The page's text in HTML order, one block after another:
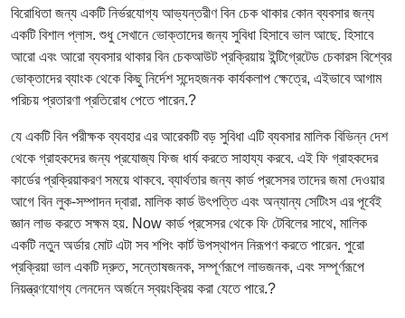
বিরোধিতা জন্য একটি নির্ভরযোগ্য আভ্যন্তরীণ বিন চেক থাকার কোন ব্যবসার জন্য
একটি বিশাল প্লাস. শুধু সেখানে ভোক্তাদের জন্য সুবিধা হিসাবে ভাল আছে. হিসাবে
আরো এবং আরো ব্যবসার থাকার বিন চেকআউট প্রক্রিয়ায় ইন্টিগ্রেটেড চেকারস বিশ্বের
ভোক্তাদের ব্যাংক থেকে কিছু নির্দেশ সন্দেহজনক কার্যকলাপ ক্ষেত্রে, এইভাবে আগাম
পরিচয় প্রতারণা প্রতিরোধ পেতে পারেন.?
যে একটি বিন পরীক্ষক ব্যবহার এর আরেকটি বড় সুবিধা এটি ব্যবসার মালিক বিভিন্ন দেশ
থেকে গ্রাহকদের জন্য প্রযোজ্য ফিজ ধার্য করতে সাহায্য করবে. এই ফি গ্রাহকদের
কার্ডের প্রক্রিয়াকরণ সময়ে থাকবে. ব্যার্থতার জন্য কার্ড প্রসেসর তাদের জমা দেওয়ার
আগে বিন লুক-সম্পাদন দ্বারা. মালিক কার্ড উৎপত্তি এবং অন্যান্য সেটিংস এর পূর্বেই
জ্ঞান লাভ করতে সক্ষম হয়. Now কার্ড প্রসেসর থেকে ফি টেবিলের সাথে, মালিক
একটি নতুন অর্ডার মোট এটা সব শপিং কার্ট উপস্থাপন নিরূপণ করতে পারেন. পুরো
প্রক্রিয়া ভাল একটি দ্রুত, সন্তোষজনক, সম্পূর্ণরূপে লাভজনক, এবং সম্পূর্ণরূপে
নিয়ন্ত্রণযোগ্য লেনদেন অর্জনে স্বয়ংক্রিয় করা যেতে পারে.?